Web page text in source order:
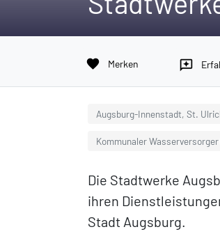
favorite Merken reviews
Augsburg-Innenstadt, St.
Kommunaler
Die Stadtwerke
ihren
Stadt Augsburg.